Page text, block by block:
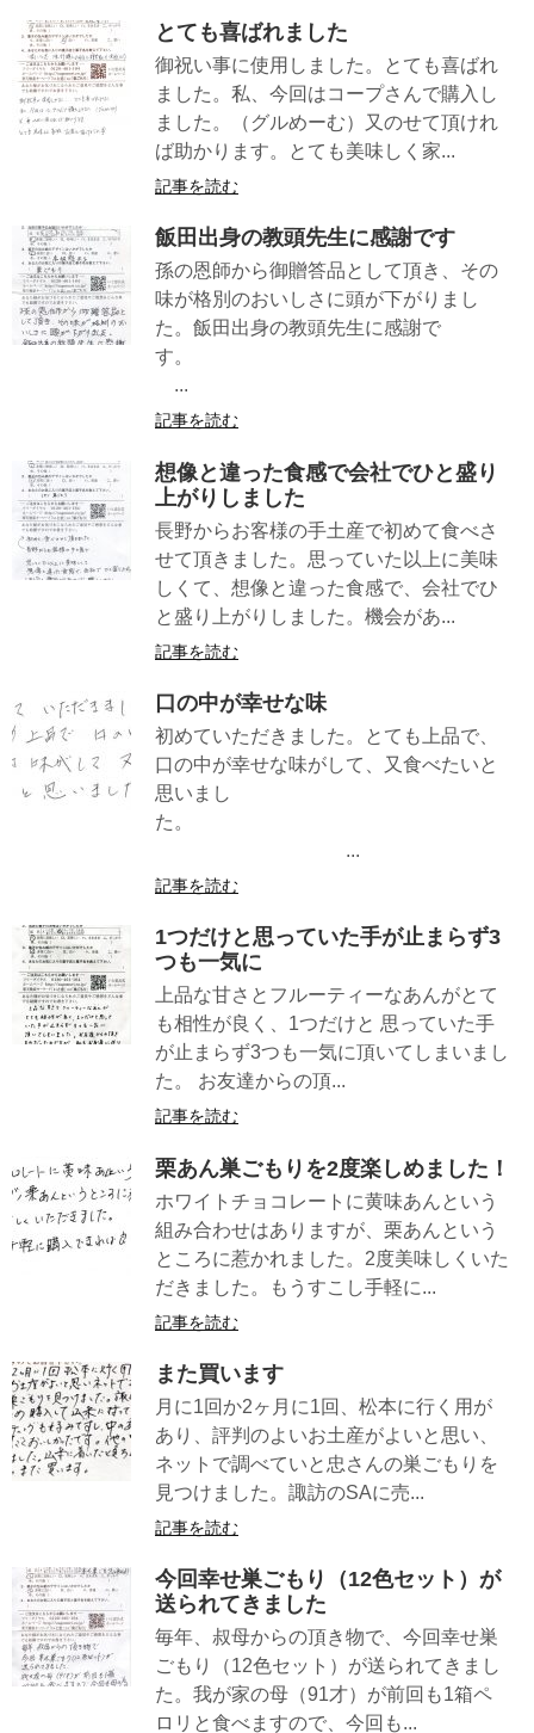
とても喜ばれました
御祝い事に使用しました。とても喜ばれ
ました。私、今回はコープさんで購入し
ました。（グルめーむ）又のせて頂けれ
ば助かります。とても美味しく家...
記事を読む
飯田出身の教頭先生に感謝です
孫の恩師から御贈答品として頂き、その
味が格別のおいしさに頭が下がりまし
た。飯田出身の教頭先生に感謝で
す。
...
記事を読む
想像と違った食感で会社でひと盛り
上がりしました
長野からお客様の手土産で初めて食べさ
せて頂きました。思っていた以上に美味
しくて、想像と違った食感で、会社でひ
と盛り上がりしました。機会があ...
記事を読む
口の中が幸せな味
初めていただきました。とても上品で、
口の中が幸せな味がして、又食べたいと
思いまし
た。
...
記事を読む
1つだけと思っていた手が止まらず3
つも一気に
上品な甘さとフルーティーなあんがとて
も相性が良く、1つだけと 思っていた手
が止まらず3つも一気に頂いてしまいまし
た。 お友達からの頂...
記事を読む
栗あん巣ごもりを2度楽しめました！
ホワイトチョコレートに黄味あんという
組み合わせはありますが、栗あんという
ところに惹かれました。2度美味しくいた
だきました。もうすこし手軽に...
記事を読む
また買います
月に1回か2ヶ月に1回、松本に行く用が
あり、評判のよいお土産がよいと思い、
ネットで調べていと忠さんの巣ごもりを
見つけました。諏訪のSAに売...
記事を読む
今回幸せ巣ごもり（12色セット）が
送られてきました
毎年、叔母からの頂き物で、今回幸せ巣
ごもり（12色セット）が送られてきまし
た。我が家の母（91才）が前回も1箱ペ
ロリと食べますので、今回も...